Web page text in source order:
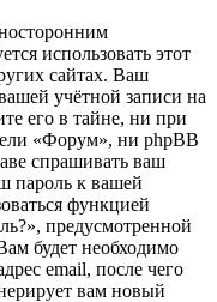
использовать этот
сайтах. Ваш
учётной записи на
его в тайне, ни при
«Форум», ни phpBB
спрашивать ваш
пароль к вашей
функцией
предусмотренной
будет необходимо
email, после чего
вам новый